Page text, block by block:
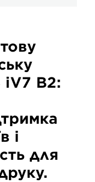
iV7 B2:
і
для